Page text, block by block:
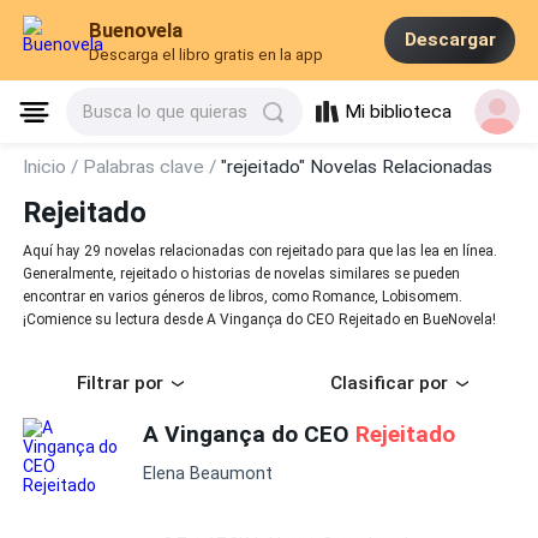
Buenovela
Descarga el libro gratis en la app
Descargar
Busca lo que quieras Mi biblioteca
Inicio / Palabras clave /"rejeitado" Novelas Relacionadas
Rejeitado
Aquí hay 29 novelas relacionadas con rejeitado para que las lea en línea.
Generalmente, rejeitado o historias de novelas similares se pueden
encontrar en varios géneros de libros, como Romance, Lobisomem.
¡Comience su lectura desde A Vingança do CEO Rejeitado en BueNovela!
Filtrar por Clasificar por
A Vingança do CEO Rejeitado
Elena Beaumont